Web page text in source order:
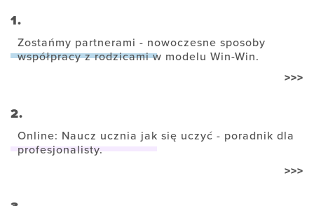
1.
Zostańmy partnerami - nowoczesne sposoby
współpracy z rodzicami w modelu Win-Win.
>>>
2.
Online: Naucz ucznia jak się uczyć - poradnik dla
profesjonalisty.
>>>